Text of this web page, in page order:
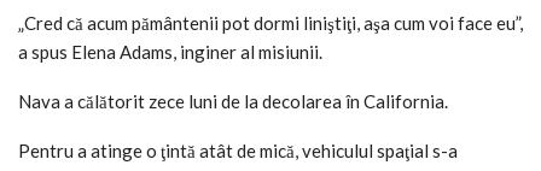
„Cred că acum pământenii pot dormi liniştiţi, aşa cum voi face eu”,
a spus Elena Adams, inginer al misiunii.
Nava a călătorit zece luni de la decolarea în California.
Pentru a atinge o ţintă atât de mică, vehiculul spaţial s-a